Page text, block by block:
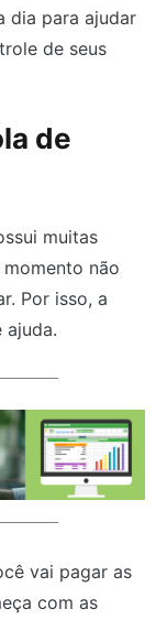
dia para ajudar
de seus
de
muitas
não
Por isso, a
ajuda.
vai pagar as
com as